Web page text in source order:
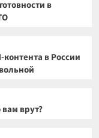
в
в России
врут?